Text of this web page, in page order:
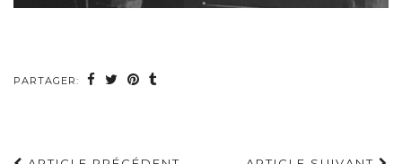
PARTAGER: